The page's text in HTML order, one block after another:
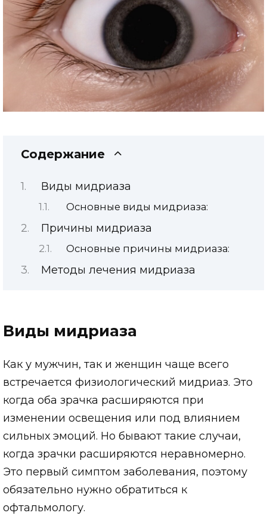
Содержание
Виды мидриаза
Основные виды мидриаза:
Причины мидриаза
Основные причины мидриаза:
Методы лечения мидриаза
Виды мидриаза
Как у мужчин, так и женщин чаще всего
встречается физиологический мидриаз. Это
когда оба зрачка расширяются при
изменении освещения или под влиянием
сильных эмоций. Но бывают такие случаи,
когда зрачки расширяются неравномерно.
Это первый симптом заболевания, поэтому
обязательно нужно обратиться к
офтальмологу.